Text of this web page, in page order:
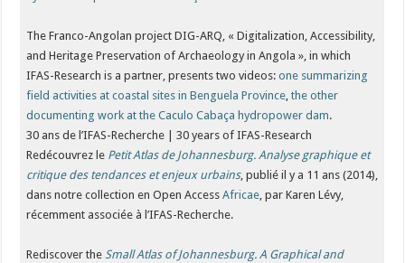
The Franco-Angolan project DIG-ARQ, « Digitalization, Accessibility,
and Heritage Preservation of Archaeology in Angola », in which
IFAS-Research is a partner, presents two videos:one summarizing
field activities at coastal sites in Benguela Province,the other
documenting work at the Caculo Cabaça hydropower dam.
30 ans de l’IFAS-Recherche | 30 years of IFAS-Research
Redécouvrez le Petit Atlas de Johannesburg. Analyse graphique et
critique des tendances et enjeux urbains, publié il y a 11 ans (2014),
dans notre collection en Open AccessAfricae, par Karen Lévy,
récemment associée à l’IFAS-Recherche.
Rediscover theSmall Atlas of Johannesburg. A Graphical and